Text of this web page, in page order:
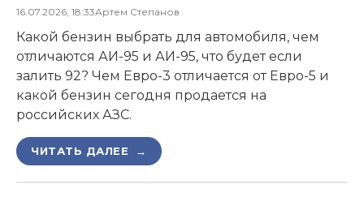
16.07.2026, 18:33Артем Степанов
Какой бензин выбрать для автомобиля, чем
отличаются АИ-95 и АИ-95, что будет если
залить 92? Чем Евро-3 отличается от Евро-5 и
какой бензин сегодня продается на
российских АЗС.
ЧИТАТЬ ДАЛЕЕ →